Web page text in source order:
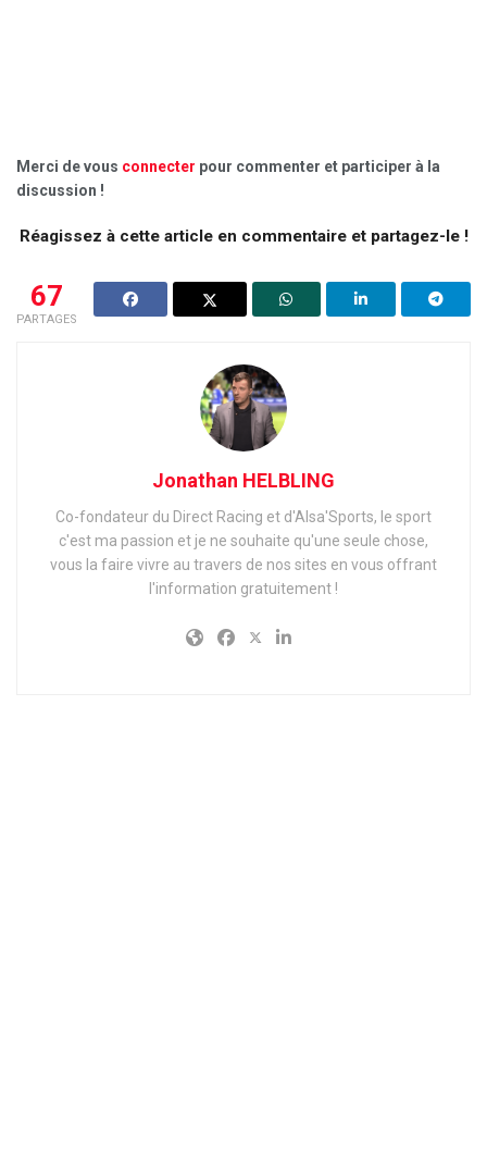
Merci de vous connecter pour commenter et participer à la
discussion !
Réagissez à cette article en commentaire et partagez-le !
67
PARTAGES
Jonathan HELBLING
Co-fondateur du Direct Racing et d'Alsa'Sports, le sport
c'est ma passion et je ne souhaite qu'une seule chose,
vous la faire vivre au travers de nos sites en vous offrant
l'information gratuitement !